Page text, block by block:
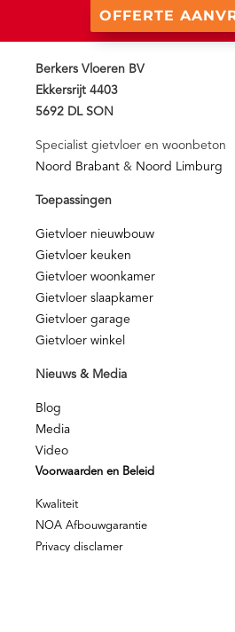
OFFERTE
Berkers Vloeren BV
Ekkersrijt 4403
5692 DL SON
Specialist gietvloer en woonbeton
Noord Brabant & Noord Limburg
Toepassingen
Gietvloer nieuwbouw
Gietvloer keuken
Gietvloer woonkamer
Gietvloer slaapkamer
Gietvloer garage
Gietvloer winkel
Nieuws & Media
Blog
Media
Video
Voorwaarden en Beleid
Kwaliteit
NOA Afbouwgarantie
Privacy disclamer